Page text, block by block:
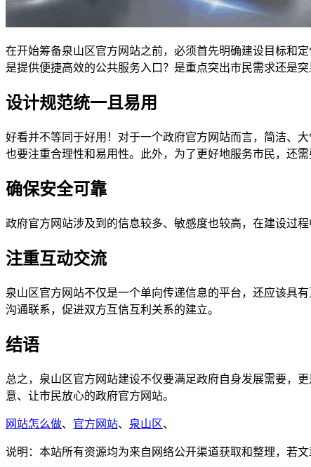
在开始筹备泉山区官方网站之前，必须首先明确建设目标和
是提供便捷高效的公共服务入口？是重点突出市民需求还是
设计规范统一且易用
好看并不等同于好用！对于一个政府官方网站而言，简洁、
也要注重合理性和易用性。此外，为了更好地服务市民，还
确保安全可靠
政府官方网站涉及到的信息较多、敏感度也较高，在建设过
注重互动交流
泉山区官方网站不仅是一个单向传递信息的平台，还应该具
沟通联系，促进双方互信互利关系的建立。
结语
总之，泉山区官方网站建设不仅要满足政府自身发展需要，
意、让市民放心的政府官方网站。
网站怎么做、 官方网站、 泉山区、
说明：本站所有资源均为来自网络公开渠道获取和整理，若